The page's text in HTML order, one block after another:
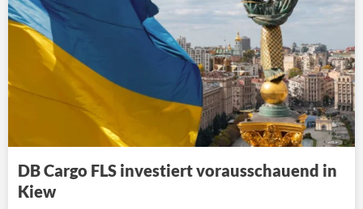
DB Cargo FLS investiert vorausschauend in
Kiew